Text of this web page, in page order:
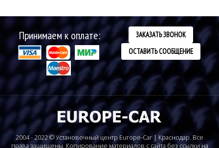
Принимаем к оплате:
ЗАКАЗАТЬ ЗВОНОК
ОСТАВИТЬ СООБЩЕНИЕ
2004 - 2022 © Установочный центр Europe-Car | Краснодар. Все
права защищены. Копирование материалов с сайта без ссылки на